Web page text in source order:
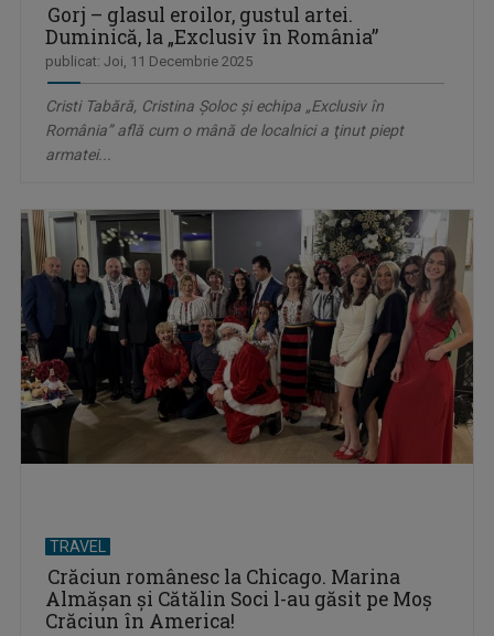
Gorj – glasul eroilor, gustul artei.
Duminică, la „Exclusiv în România”
publicat: Joi, 11 Decembrie 2025
Cristi Tabără, Cristina Şoloc şi echipa „Exclusiv în
România” află cum o mână de localnici a ţinut piept
armatei...
TRAVEL
Crăciun românesc la Chicago. Marina
Almăşan şi Cătălin Soci l-au găsit pe Moş
Crăciun în America!